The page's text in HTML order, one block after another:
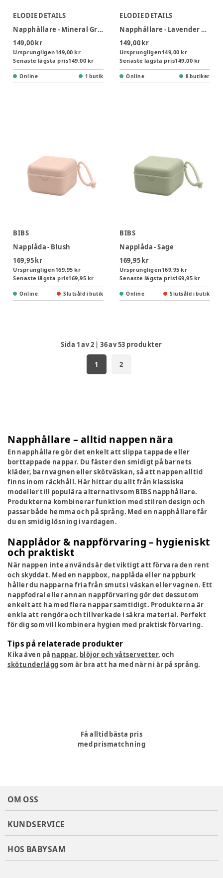
ELODIE DETAILS
Napphållare - Mineral Green
149,00 kr
Ursprungligen149,00 kr
Senaste lägsta pris149,00 kr
Online 1 butik
ELODIE DETAILS
Napphållare - Lavender Love
149,00 kr
Ursprungligen149,00 kr
Senaste lägsta pris149,00 kr
Online 8 butiker
BIBS
Napplåda - Blush
169,95 kr
Ursprungligen169,95 kr
Senaste lägsta pris169,95 kr
Online Slutsåld i butik
BIBS
Napplåda - Sage
169,95 kr
Ursprungligen169,95 kr
Senaste lägsta pris169,95 kr
Online Slutsåld i butik
Sida 1av2 |36av53 produkter
1 2
Napphållare – alltid nappen nära
En napphållare gör det enkelt att slippa tappade eller
borttappade nappar. Du fäster den smidigt på barnets
kläder, barnvagnen eller skötväskan, så att nappen alltid
finns inom räckhåll. Här hittar du allt från klassiska
modeller till populära alternativ som BIBS napphållare.
Produkterna kombinerar funktion med stilren design och
passar både hemma och på språng. Med en napphållare får
du en smidig lösning i vardagen.
Napplådor & nappförvaring – hygieniskt
och praktiskt
När nappen inte används är det viktigt att förvara den rent
och skyddat. Med en nappbox, napplåda eller nappburk
håller du napparna fria från smuts i väskan eller vagnen. Ett
nappfodral eller annan nappförvaring gör det dessutom
enkelt att ha med flera nappar samtidigt. Produkterna är
enkla att rengöra och tillverkade i säkra material. Perfekt
för dig som vill kombinera hygien med praktisk förvaring.
Tips på relaterade produkter
Kika även på nappar, blöjor och våtservetter, och
skötunderläggsom är bra att ha med när ni är på språng.
Få alltid bästa pris
med prismatchning
OM OSS
KUNDSERVICE
HOS BABYSAM